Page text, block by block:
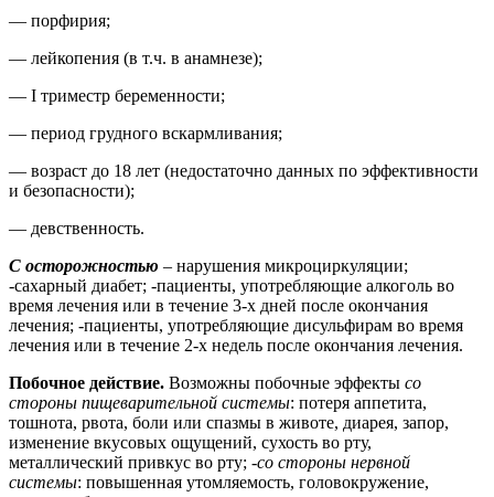
— порфирия;
— лейкопения (в т.ч. в анамнезе);
— I триместр беременности;
— период грудного вскармливания;
— возраст до 18 лет (недостаточно данных по эффективности
и безопасности);
— девственность.
С осторожностью – нарушения микроциркуляции;
-сахарный диабет; -пациенты, употребляющие алкоголь во
время лечения или в течение 3-х дней после окончания
лечения; -пациенты, употребляющие дисульфирам во время
лечения или в течение 2-х недель после окончания лечения.
Побочное действие. Возможны побочные эффекты со
стороны пищеварительной системы: потеря аппетита,
тошнота, рвота, боли или спазмы в животе, диарея, запор,
изменение вкусовых ощущений, сухость во рту,
металлический привкус во рту; -со стороны нервной
системы: повышенная утомляемость, головокружение,